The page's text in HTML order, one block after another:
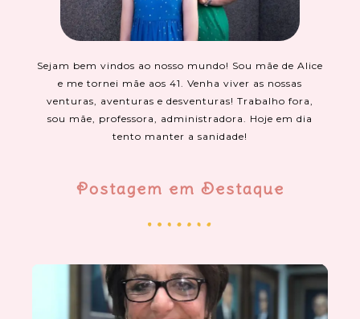
Sejam bem vindos ao nosso mundo! Sou mãe de Alice
e me tornei mãe aos 41. Venha viver as nossas
venturas, aventuras e desventuras! Trabalho fora,
sou mãe, professora, administradora. Hoje em dia
tento manter a sanidade!
Postagem em Destaque